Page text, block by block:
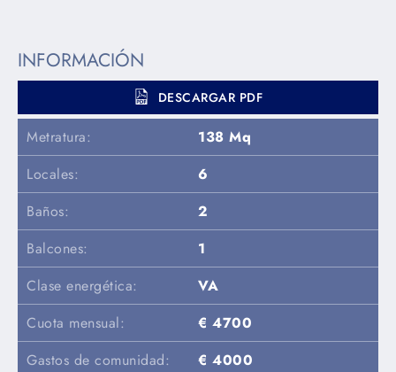
INFORMACIÓN
DESCARGAR PDF
Metratura:
138 Mq
Locales:
6
Baños:
2
Balcones:
1
Clase energética:
VA
Cuota mensual:
€ 4700
Gastos de comunidad:
€ 4000